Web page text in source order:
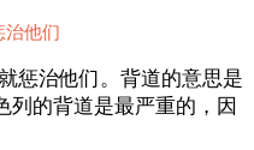
他们
惩治他们。背道的意思是
列的背道是最严重的，因